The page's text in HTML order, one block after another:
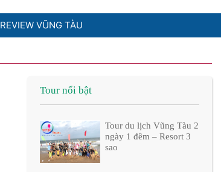
REVIEW VŨNG TÀU
Tour nổi bật
Tour du lịch Vũng Tàu 2
ngày 1 đêm – Resort 3
sao